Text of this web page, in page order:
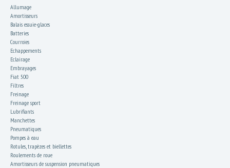
Allumage
Amortisseurs
Balais essuie-glaces
Batteries
Courroies
Echappements
Eclairage
Embrayages
Fiat 500
Filtres
Freinage
Freinage sport
Lubrifiants
Manchettes
Pneumatiques
Pompes à eau
Rotules, trapèzes et biellettes
Roulements de roue
Amortisseurs de suspension pneumatiques